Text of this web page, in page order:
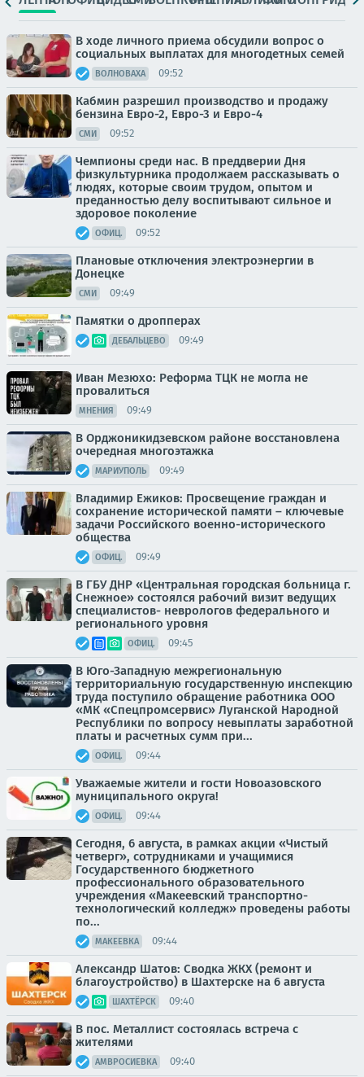
В ходе личного приема обсудили вопрос о
социальных выплатах для многодетных семей
ВОЛНОВАХА 09:52
Кабмин разрешил производство и продажу
бензина Евро-2, Евро-3 и Евро-4
СМИ 09:52
Чемпионы среди нас. В преддверии Дня
физкультурника продолжаем рассказывать о
людях, которые своим трудом, опытом и
преданностью делу воспитывают сильное и
здоровое поколение
ОФИЦ. 09:52
Плановые отключения электроэнергии в
Донецке
СМИ 09:49
Памятки о дропперах
ДЕБАЛЬЦЕВО 09:49
Иван Мезюхо: Реформа ТЦК не могла не
провалиться
МНЕНИЯ 09:49
В Орджоникидзевском районе восстановлена
очередная многоэтажка
МАРИУПОЛЬ 09:49
Владимир Ежиков: Просвещение граждан и
сохранение исторической памяти – ключевые
задачи Российского военно-исторического
общества
ОФИЦ. 09:49
В ГБУ ДНР «Центральная городская больница г.
Снежное» состоялся рабочий визит ведущих
специалистов- неврологов федерального и
регионального уровня
ОФИЦ. 09:45
В Юго-Западную межрегиональную
территориальную государственную инспекцию
труда поступило обращение работника ООО
«МК «Спецпромсервис» Луганской Народной
Республики по вопросу невыплаты заработной
платы и расчетных сумм при...
ОФИЦ. 09:44
Уважаемые жители и гости Новоазовского
муниципального округа!
ОФИЦ. 09:44
Сегодня, 6 августа, в рамках акции «Чистый
четверг», сотрудниками и учащимися
Государственного бюджетного
профессионального образовательного
учреждения «Макеевский транспортно-
технологический колледж» проведены работы
по...
МАКЕЕВКА 09:44
Александр Шатов: Сводка ЖКХ (ремонт и
благоустройство) в Шахтерске на 6 августа
ШАХТЁРСК 09:40
В пос. Металлист состоялась встреча с
жителями
АМВРОСИЕВКА 09:40